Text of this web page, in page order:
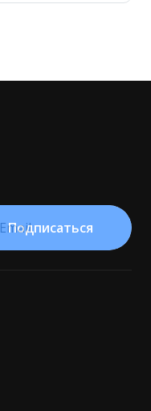
Подписаться